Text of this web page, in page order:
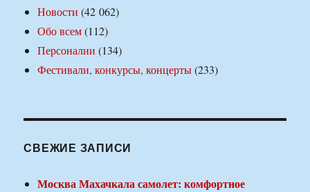
Новости (42 062)
Обо всем(112)
Персоналии (134)
Фестивали, конкурсы, концерты(233)
СВЕЖИЕ ЗАПИСИ
Москва Махачкала самолет: комфортное